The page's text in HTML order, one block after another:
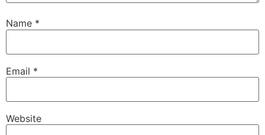
Name *
Email *
Website